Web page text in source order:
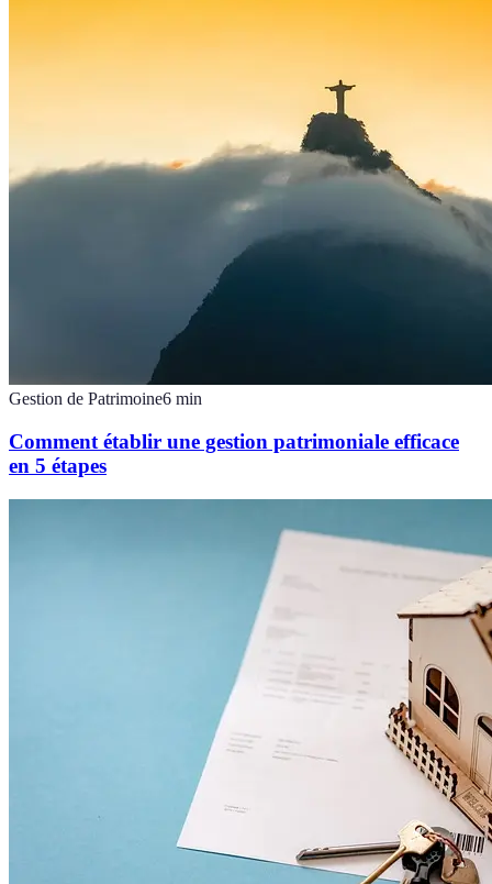
Gestion de Patrimoine6 min
Comment établir une gestion patrimoniale efficace
en 5 étapes